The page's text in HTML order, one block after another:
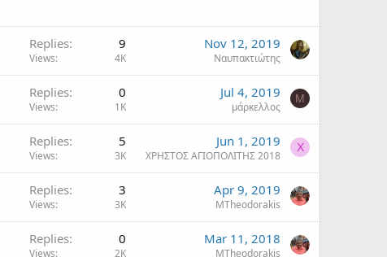
Replies 9
Views 4K
Nov 12, 2019
Ναυπακτιώτης
Replies 0
Views 1K
Jul 4, 2019
μάρκελλος
Μ
Replies 5
Views 3K
Jun 1, 2019
ΧΡΗΣΤΟΣ ΑΓΙΟΠΟΛΙΤΗΣ 2018
Χ
Replies 3
Views 3K
Apr 9, 2019
MTheodorakis
Replies 0
Views 2K
Mar 11, 2018
MTheodorakis